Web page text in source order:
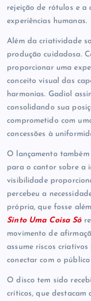
rejeição de rótulos e a
experiências humanas.
Além da criatividade
produção cuidadosa.
proporcionar uma
conceito visual das
harmonias. Gadiol
consolidando sua
comprometido com
concessões à
O lançamento
para o cantor sobre a
visibilidade
percebeu a
própria, que fosse
Sinto Uma Coisa Só
movimento de
assume riscos
conectar com o
O disco tem sido
críticos, que